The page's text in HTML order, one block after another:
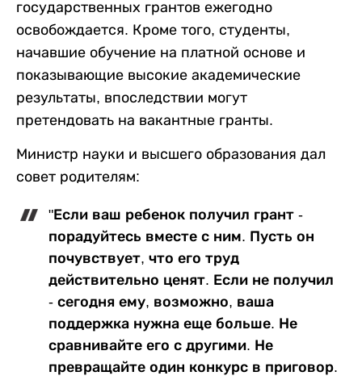
государственных грантов ежегодно
освобождается. Кроме того, студенты,
начавшие обучение на платной основе и
показывающие высокие академические
результаты, впоследствии могут
претендовать на вакантные гранты.
Министр науки и высшего образования дал
совет родителям:
"Если ваш ребенок получил грант -
порадуйтесь вместе с ним. Пусть он
почувствует, что его труд
действительно ценят. Если не получил
- сегодня ему, возможно, ваша
поддержка нужна еще больше. Не
сравнивайте его с другими. Не
превращайте один конкурс в приговор.